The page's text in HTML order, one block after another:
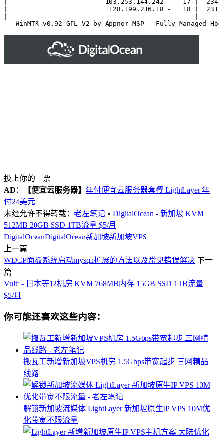
|                         103.253.144.242 -   17 |
|                          128.199.236.18 -   18 |
投上你的一票
AD：
【便宜云服务器】 年付便宜云服务器套餐 LightLayer 年
付24美元
未经允许不得转载： 老左笔记 » DigitalOcean - 新加坡 KVM
512MB 20GB SSD 1TB流量 $5/月
DigitalOceanDigitalOcean新加坡新加坡VPS
上一篇
WDCP面板系统启动mysqli扩展的方法以及常见错误解决 下一
篇
Vultr - 日本等12机房 KVM 768MB内存 15GB SSD 1TB流量
$5/月
你可能还喜欢这些内容：
搬瓦工新增新加坡VPS机房 1.5Gbps带宽起步 三网精品
线路
解锁新加坡流媒体 LightLayer 新加坡原生IP VPS 10M优
化带宽不限流量​